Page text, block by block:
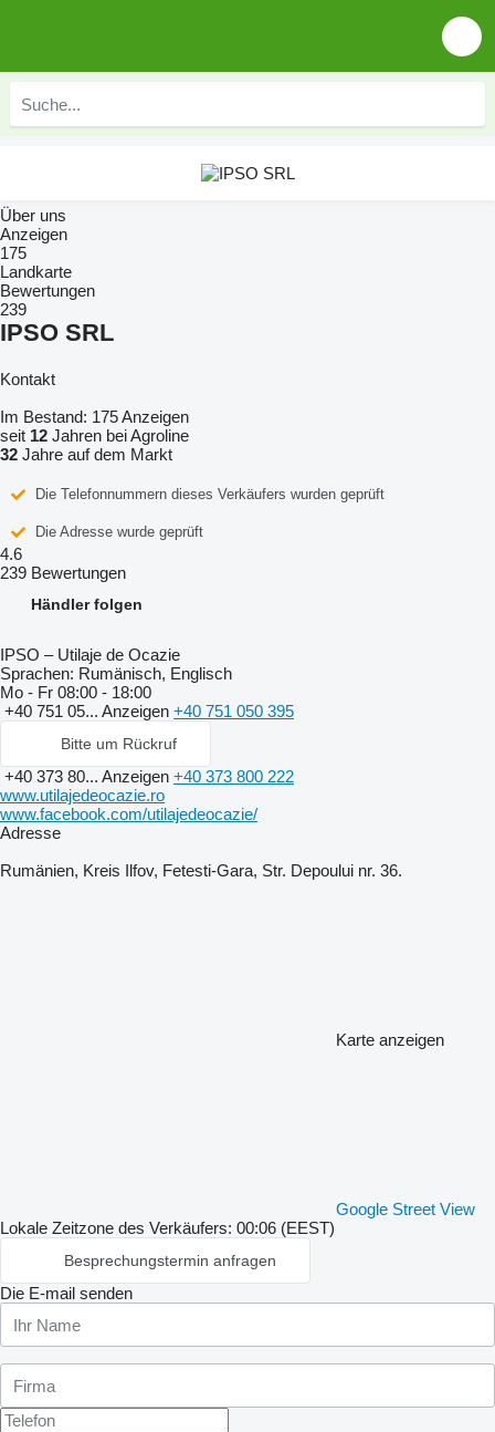
Über uns
Anzeigen
175
Landkarte
Bewertungen
239
IPSO SRL
Kontakt
Im Bestand: 175 Anzeigen
seit 12 Jahren bei Agroline
32 Jahre auf dem Markt
Die Telefonnummern dieses Verkäufers wurden geprüft
Die Adresse wurde geprüft
4.6
239 Bewertungen
Händler folgen
IPSO – Utilaje de Ocazie
Sprachen: Rumänisch, Englisch
Mo - Fr 08:00 - 18:00
+40 751 05... Anzeigen +40 751 050 395
Bitte um Rückruf
+40 373 80... Anzeigen +40 373 800 222
www.utilajedeocazie.ro
www.facebook.com/utilajedeocazie/
Adresse
Rumänien, Kreis Ilfov, Fetesti-Gara, Str. Depoului nr. 36.
Karte anzeigen
Google Street View
Lokale Zeitzone des Verkäufers: 00:06 (EEST)
Besprechungstermin anfragen
Die E-mail senden